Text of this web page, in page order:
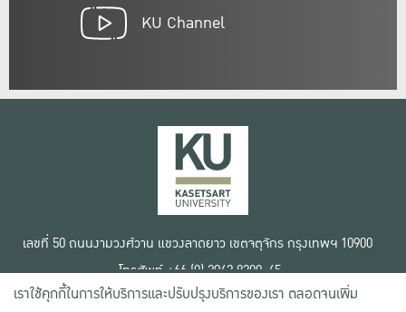
KU Channel
เลขที่ 50 ถนนงามวงศ์วาน แขวงลาดยาว เขตจตุจักร กรุงเทพฯ 10900
โทรศัพท์ +66 (0) 2942 8200-45
เงื่อนไขการใช้งานเว็บไซต์
เราใช้คุกกี้ในการให้บริการและปรับปรุงบริการของเรา ตลอดจนเพิ่ม